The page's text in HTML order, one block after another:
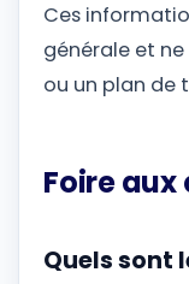
Ces
générale et
ou un plan de
Foire
Quels sont